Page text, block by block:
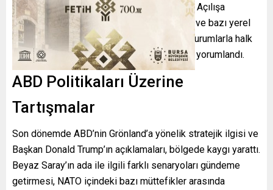
Olay yerine yoğun güvenlik önlemleri alındı. Açılışa
Grönland Başbakanı Jens-Frederik Nielsen ve bazı yerel
siyasetçilerin katılmaması, adadaki resmi kurumlarla halk
arasındaki mesafenin bir göstergesi olarak yorumlandı.
ABD Politikaları Üzerine
Tartışmalar
Son dönemde ABD’nin Grönland’a yönelik stratejik ilgisi ve
Başkan Donald Trump’ın açıklamaları, bölgede kaygı yarattı.
Beyaz Saray’ın ada ile ilgili farklı senaryoları gündeme
getirmesi, NATO içindeki bazı müttefikler arasında